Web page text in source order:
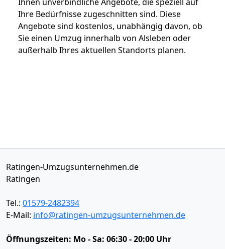
Ihre Bedürfnisse zugeschnitten sind. Diese
Angebote sind kostenlos, unabhängig davon, ob
Sie einen Umzug innerhalb von Alsleben oder
außerhalb Ihres aktuellen Standorts planen.
Ratingen-Umzugsunternehmen.de
Ratingen
Tel.: 01579-2482394
E-Mail: info@ratingen-umzugsunternehmen.de
Öffnungszeiten: Mo - Sa: 06:30 - 20:00 Uhr